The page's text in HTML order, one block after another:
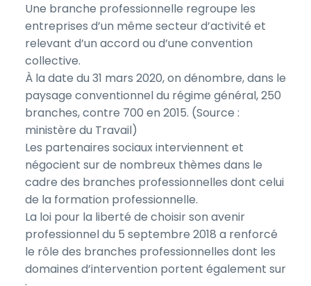
Une branche professionnelle regroupe les
entreprises d’un même secteur d’activité et
relevant d’un accord ou d’une convention
collective.
À la date du 31 mars 2020, on dénombre, dans le
paysage conventionnel du régime général, 250
branches, contre 700 en 2015. (Source :
ministère du Travail)
Les partenaires sociaux interviennent et
négocient sur de nombreux thèmes dans le
cadre des branches professionnelles dont celui
de la formation professionnelle.
La loi pour la liberté de choisir son avenir
professionnel du 5 septembre 2018 a renforcé
le rôle des branches professionnelles dont les
domaines d’intervention portent également sur